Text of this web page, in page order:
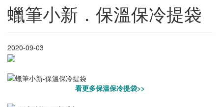
蠟筆小新．保溫保冷提袋
2020-09-03
看更多保溫保冷提袋>>